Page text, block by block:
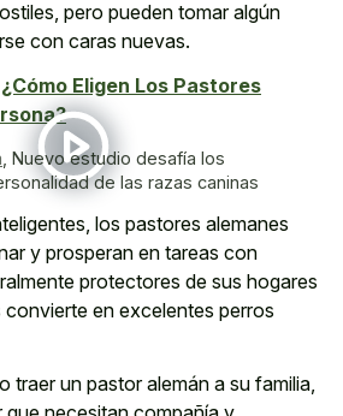
pero pueden tomar algún
con caras nuevas.
¿Cómo Eligen Los Pastores
Nuevo estudio desafía los
de las razas caninas
los pastores alemanes
y prosperan en tareas con
protectores de sus hogares
convierte en excelentes perros
traer un pastor alemán a su familia,